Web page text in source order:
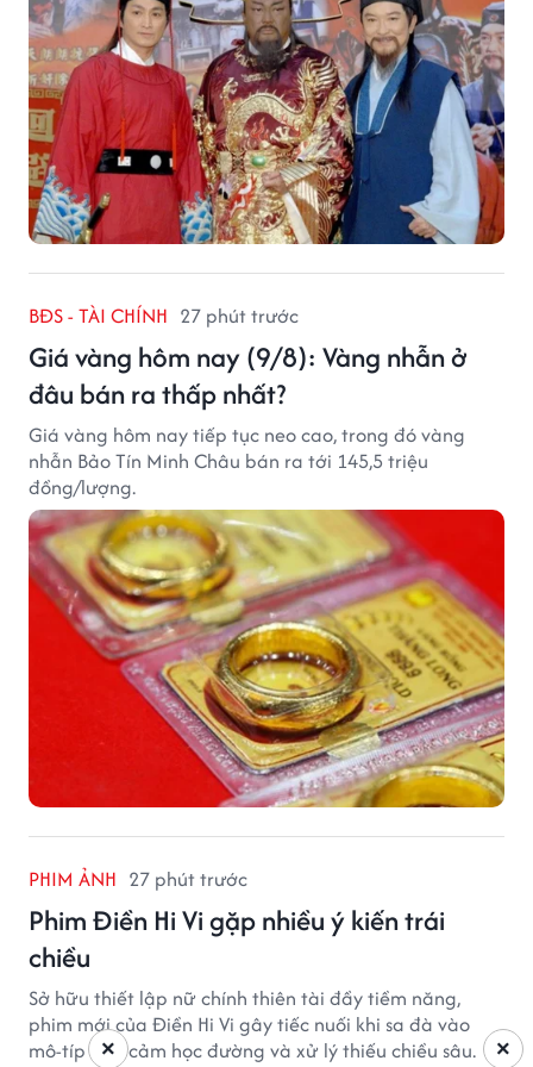
BĐS - TÀI CHÍNH 27 phút trước
Giá vàng hôm nay (9/8): Vàng nhẫn ở
đâu bán ra thấp nhất?
Giá vàng hôm nay tiếp tục neo cao, trong đó vàng
nhẫn Bảo Tín Minh Châu bán ra tới 145,5 triệu
đồng/lượng.
PHIM ẢNH 27 phút trước
Phim Điền Hi Vi gặp nhiều ý kiến trái
chiều
Sở hữu thiết lập nữ chính thiên tài đầy tiềm năng,
phim mới của Điền Hi Vi gây tiếc nuối khi sa đà vào
mô-típ tình cảm học đường và xử lý thiếu chiều sâu.
×
×